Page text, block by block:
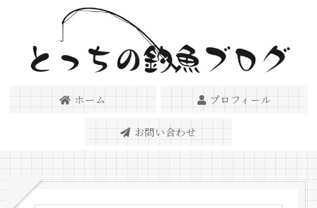
ホーム プロフィール
お問い合わせ